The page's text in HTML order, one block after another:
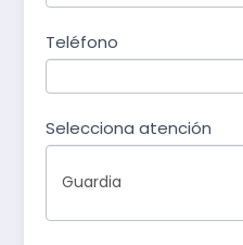
calidad
Teléfono
Selecciona atención
humano,
deja
este
campo
en
blanco.